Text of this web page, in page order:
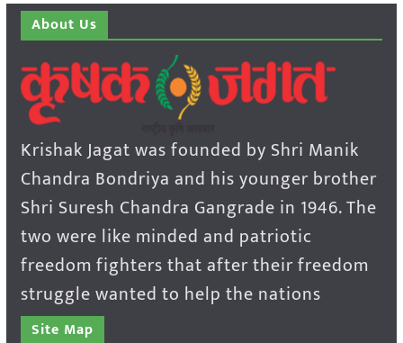
About Us
Krishak Jagat was founded by Shri Manik
Chandra Bondriya and his younger brother
Shri Suresh Chandra Gangrade in 1946. The
two were like minded and patriotic
freedom fighters that after their freedom
struggle wanted to help the nations
Site Map